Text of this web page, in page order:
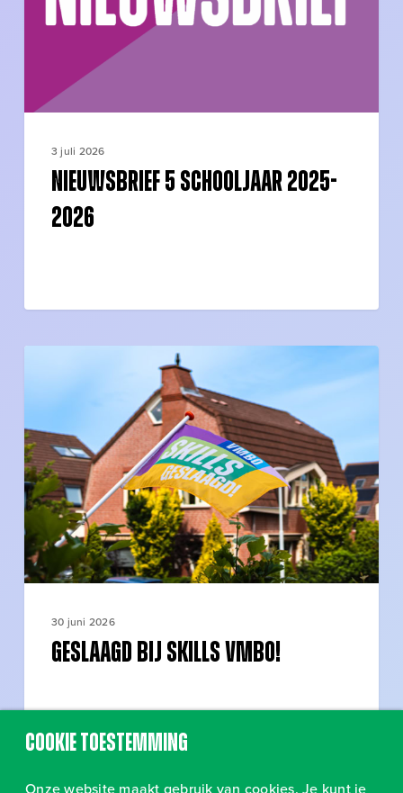
3 juli 2026
Nieuwsbrief 5 schooljaar 2025-
2026
vmbo!
30 juni 2026
Geslaagd bij SKILLS vmbo!
Cookie toestemming